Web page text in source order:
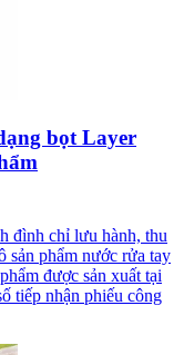
bọt Layer
đình chỉ lưu hành, thu
sản phẩm nước rửa tay
được sản xuất tại
tiếp nhận phiếu công